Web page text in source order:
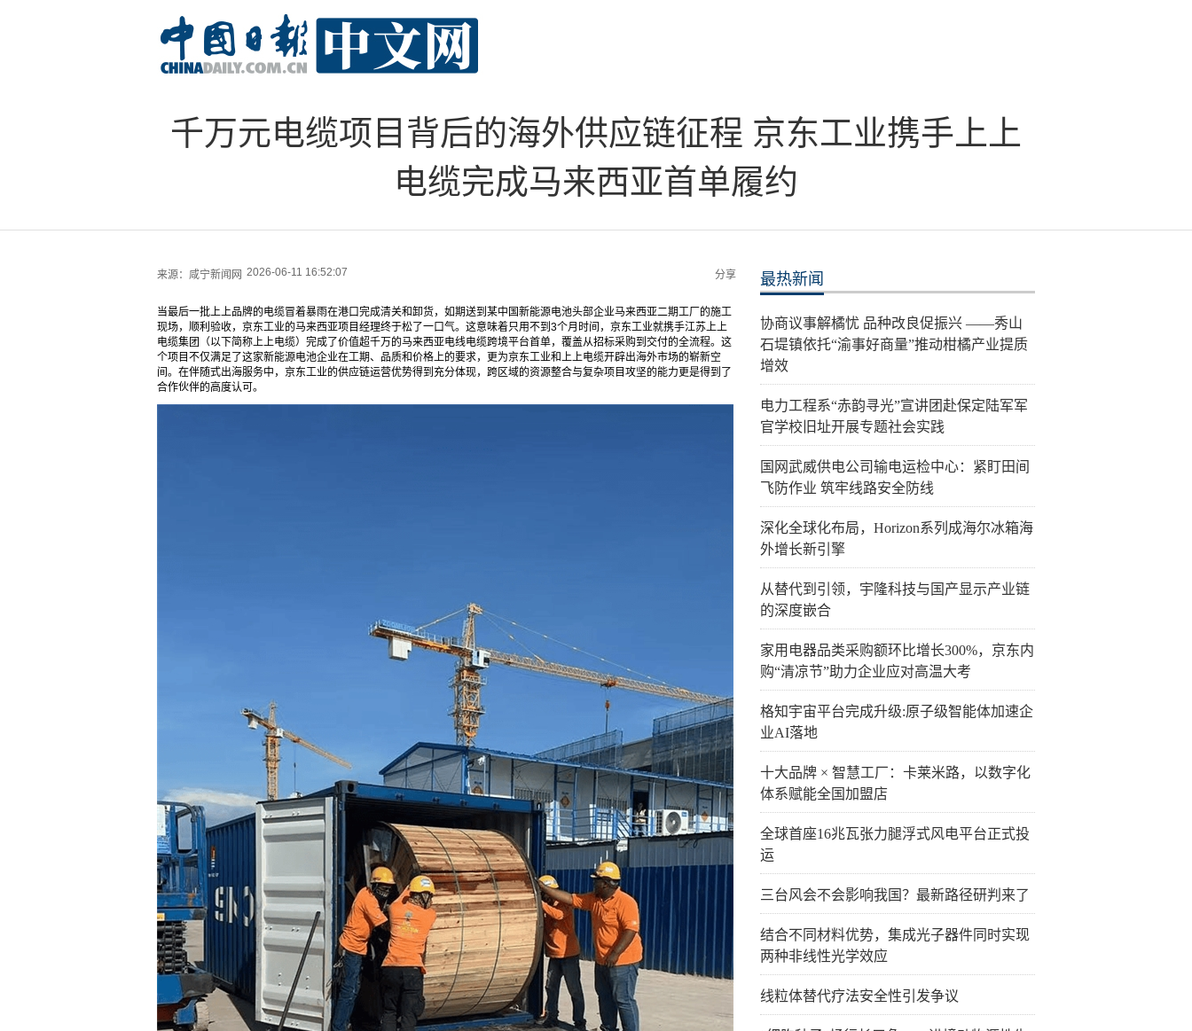
千万元电缆项目背后的海外供应链征程 京东工业携手上上
电缆完成马来西亚首单履约
来源： 咸宁新闻网 2026-06-11 16:52:07 分享
当最后一批上上品牌的电缆冒着暴雨在港口完成清关和卸货，如期送到某中国新能源电池头部企业马来西亚二期工厂的施工
现场，顺利验收，京东工业的马来西亚项目经理终于松了一口气。这意味着只用不到3个月时间，京东工业就携手江苏上上
电缆集团（以下简称上上电缆）完成了价值超千万的马来西亚电线电缆跨境平台首单，覆盖从招标采购到交付的全流程。这
个项目不仅满足了这家新能源电池企业在工期、品质和价格上的要求，更为京东工业和上上电缆开辟出海外市场的崭新空
间。在伴随式出海服务中，京东工业的供应链运营优势得到充分体现，跨区域的资源整合与复杂项目攻坚的能力更是得到了
合作伙伴的高度认可。
最热新闻
协商议事解橘忧 品种改良促振兴 ——秀山
石堤镇依托“渝事好商量”推动柑橘产业提质
增效
电力工程系“赤韵寻光”宣讲团赴保定陆军军
官学校旧址开展专题社会实践
国网武威供电公司输电运检中心：紧盯田间
飞防作业 筑牢线路安全防线
深化全球化布局，Horizon系列成海尔冰箱海
外增长新引擎
从替代到引领，宇隆科技与国产显示产业链
的深度嵌合
家用电器品类采购额环比增长300%，京东内
购“清凉节”助力企业应对高温大考
格知宇宙平台完成升级:原子级智能体加速企
业AI落地
十大品牌 × 智慧工厂：卡莱米路，以数字化
体系赋能全国加盟店
全球首座16兆瓦张力腿浮式风电平台正式投
运
三台风会不会影响我国？最新路径研判来了
结合不同材料优势，集成光子器件同时实现
两种非线性光学效应
线粒体替代疗法安全性引发争议